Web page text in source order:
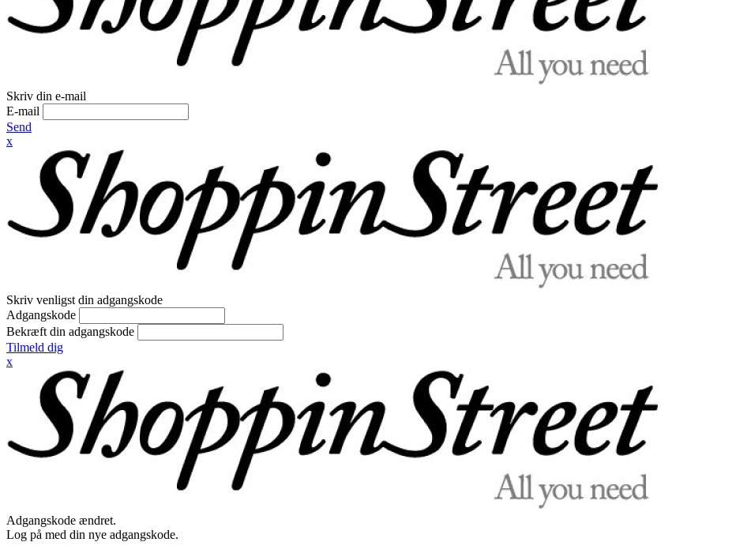
Skriv din e-mail
E-mail
Send
x
Skriv venligst din adgangskode
Adgangskode
Bekræft din adgangskode
Tilmeld dig
x
Adgangskode ændret.
Log på med din nye adgangskode.